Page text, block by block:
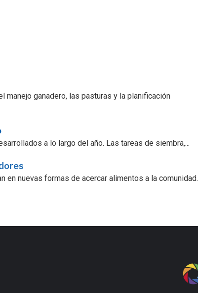
ganadero, las pasturas y la planificación
a lo largo del año. Las tareas de siembra,...
en nuevas formas de acercar alimentos a la comunidad.